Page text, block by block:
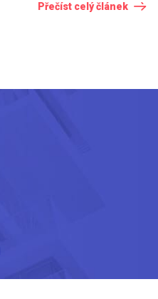
Přečíst celý článek